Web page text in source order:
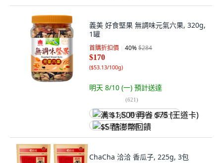
義美 好食堅果 無調味元氣六果, 320g,
1罐
首購折扣價 40%$284
$170
($53.13/100g)
明天 8/10 (一) 預計送達
(621)
满 $1,500 再省 $75 (王道卡)
$5 酷澎幣回饋
ChaCha 洽洽 香瓜子, 225g, 3包